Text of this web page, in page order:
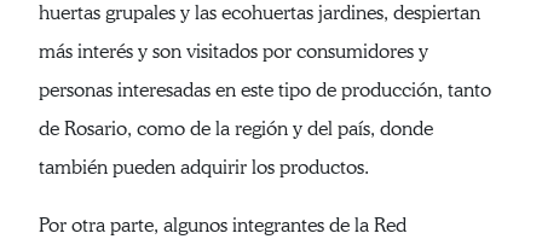
huertas grupales y las ecohuertas jardines, despiertan
más interés y son visitados por consumidores y
personas interesadas en este tipo de producción, tanto
de Rosario, como de la región y del país, donde
también pueden adquirir los productos.
Por otra parte, algunos integrantes de la Red